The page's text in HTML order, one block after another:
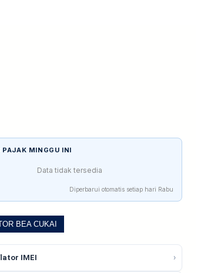
PAJAK MINGGU INI
Data tidak tersedia
Diperbarui otomatis setiap hari Rabu
BEA CUKAI
IMEI ›